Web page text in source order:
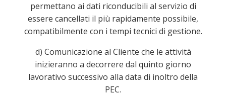
permettano ai dati riconducibili al servizio di
essere cancellati il più rapidamente possibile,
compatibilmente con i tempi tecnici di gestione.
d) Comunicazione al Cliente che le attività
inizieranno a decorrere dal quinto giorno
lavorativo successivo alla data di inoltro della
PEC.